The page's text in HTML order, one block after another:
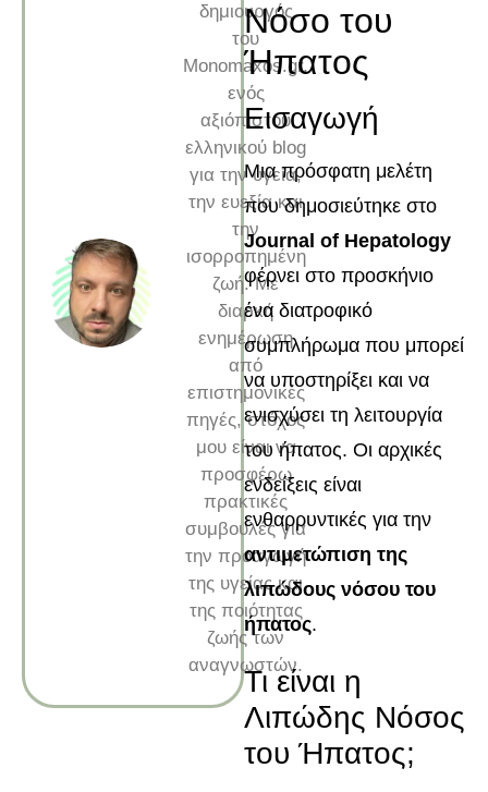
δημιουργός
του
Monomaxos.gr,
ενός
αξιόπιστου
ελληνικού blog
για την υγεία,
την ευεξία και
την
ισορροπημένη
ζωή. Με
διαρκή
ενημέρωση
από
επιστημονικές
πηγές, στόχος
μου είναι να
προσφέρω
πρακτικές
συμβουλές για
την προαγωγή
της υγείας και
της ποιότητας
ζωής των
αναγνωστών.
Νόσο του
Ήπατος
Εισαγωγή
Μια πρόσφατη μελέτη
που δημοσιεύτηκε στο
Journal of Hepatology
φέρνει στο προσκήνιο
ένα διατροφικό
συμπλήρωμα που μπορεί
να υποστηρίξει και να
ενισχύσει τη λειτουργία
του ήπατος. Οι αρχικές
ενδείξεις είναι
ενθαρρυντικές για την
αντιμετώπιση της
λιπώδους νόσου του
ήπατος.
Τι είναι η
Λιπώδης Νόσος
του Ήπατος;